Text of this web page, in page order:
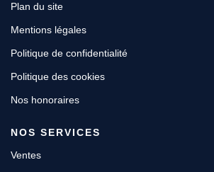
Plan du site
Mentions légales
Politique de confidentialité
Politique des cookies
Nos honoraires
NOS SERVICES
Ventes